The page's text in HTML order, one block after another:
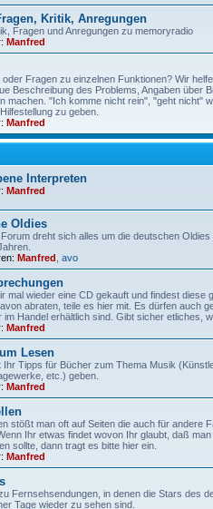
Kritik, Anregungen
Fragen und Anregungen zu memoryradio
Manfred
oder Fragen zu einzelnen Funktionen? Wir
Beschreibung des Problems, Angaben über
machen. "Ich komme nicht rein", "geht nicht"
zu geben.
Manfred
Interpreten
Manfred
Oldies
dreht sich alles um die deutschen
Manfred avo
mal wieder eine CD gekauft und findest diese
abraten, teile es hier mit. Es dürfen auch
im Handel erhältlich sind. Gibt sicher etliches,
Manfred
Lesen
Ihr Tipps für Bücher zum Thema Musik
etc.) geben.
Manfred
stößt man oft auf Seiten die auch für andere
Ihr etwas findet wovon Ihr glaubt, daß
sollte, dann tragt es bitte hier ein.
Manfred
Fernsehsendungen, in denen die Stars des
Tage wieder zu sehen sind.